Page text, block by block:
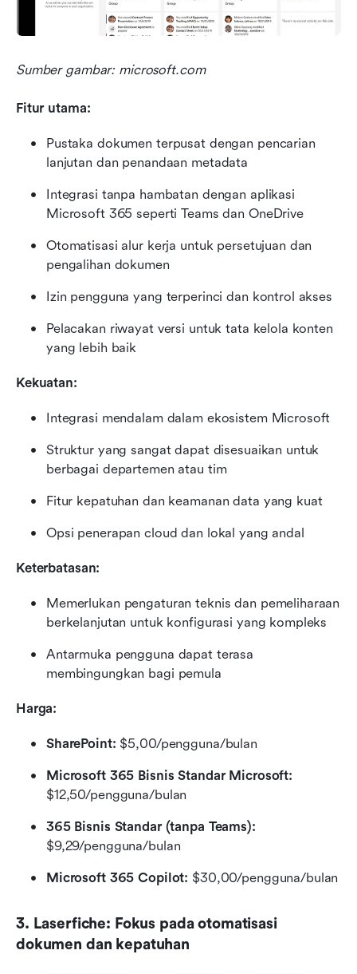
Sumber gambar: microsoft.com
Fitur utama:
Pustaka dokumen terpusat dengan pencarian
lanjutan dan penandaan metadata
Integrasi tanpa hambatan dengan aplikasi
Microsoft 365 seperti Teams dan OneDrive
Otomatisasi alur kerja untuk persetujuan dan
pengalihan dokumen
Izin pengguna yang terperinci dan kontrol akses
Pelacakan riwayat versi untuk tata kelola konten
yang lebih baik
Kekuatan:
Integrasi mendalam dalam ekosistem Microsoft
Struktur yang sangat dapat disesuaikan untuk
berbagai departemen atau tim
Fitur kepatuhan dan keamanan data yang kuat
Opsi penerapan cloud dan lokal yang andal
Keterbatasan:
Memerlukan pengaturan teknis dan pemeliharaan
berkelanjutan untuk konfigurasi yang kompleks
Antarmuka pengguna dapat terasa
membingungkan bagi pemula
Harga:
SharePoint: $5,00/pengguna/bulan
Microsoft 365 Bisnis Standar Microsoft:
$12,50/pengguna/bulan
365 Bisnis Standar (tanpa Teams):
$9,29/pengguna/bulan
Microsoft 365 Copilot: $30,00/pengguna/bulan
3. Laserfiche: Fokus pada otomatisasi
dokumen dan kepatuhan